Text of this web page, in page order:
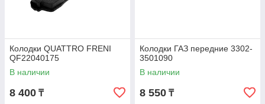
Колодки QUATTRO FRENI
QF22040175
В наличии
8 400 ₸
Колодки ГАЗ передние 3302-
3501090
В наличии
8 550 ₸